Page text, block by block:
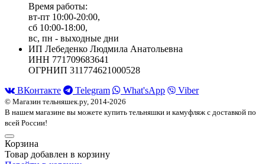
Время работы:
вт-пт 10:00-20:00,
сб 10:00-18:00,
вс, пн - выходные дни
ИП Лебеденко Людмила Анатольевна
ИНН 771709683641
ОГРНИП 311774621000528
ВКонтакте
Telegram What'sApp Viber
© Магазин тельняшек.ру, 2014-2026
В нашем магазине вы можете купить тельняшки и камуфляж с доставкой по
всей России!
Корзина
Товар добавлен в корзину